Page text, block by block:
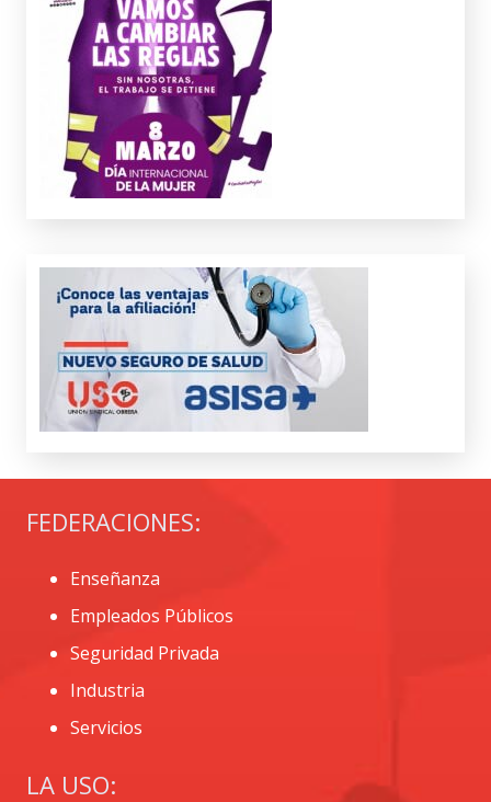
FEDERACIONES:
Enseñanza
Empleados Públicos
Seguridad Privada
Industria
Servicios
LA USO: